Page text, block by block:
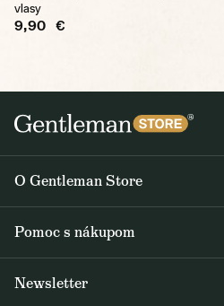
vlasy
9,90 €
O Gentleman Store
Pomoc s nákupom
Newsletter